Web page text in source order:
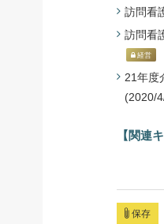
訪問看
訪問看
経営
21年度
(2020/
【関連
保存